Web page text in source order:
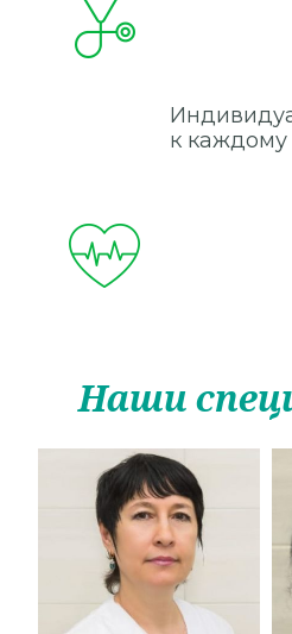
к каждому
Наши